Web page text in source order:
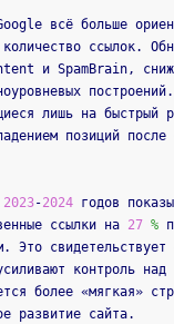
всё больше
ссылок.
и SpamBrain,
лишь на быстрый
позиций после
2023‑2024 годов
ссылки на 27 %
Это
контроль над
более «мягкая»
развитие сайта.